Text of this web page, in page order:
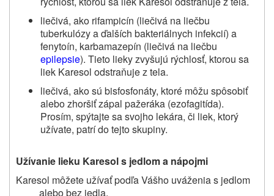
liečivá, ako rifampicín (liečivá na liečbu
tuberkulózy a ďalších bakteriálnych infekcií) a
fenytoín, karbamazepín (liečivá na liečbu
epilepsie). Tieto lieky zvyšujú rýchlosť, ktorou sa
liek Karesol odstraňuje z tela.
liečivá, ako sú bisfosfonáty, ktoré môžu spôsobiť
alebo zhoršiť zápal pažeráka (ezofagitída).
Prosím, spýtajte sa svojho lekára, či liek, ktorý
užívate, patrí do tejto skupiny.
Užívanie lieku Karesol s jedlom a nápojmi
Karesol môžete užívať podľa Vášho uváženia s jedlom
alebo bez jedla.